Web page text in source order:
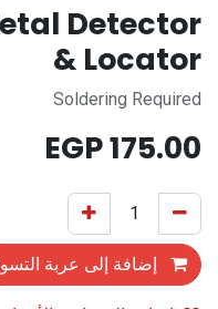
Detector
& Locator
Soldering Required
175.00
إضافة إلى عربة